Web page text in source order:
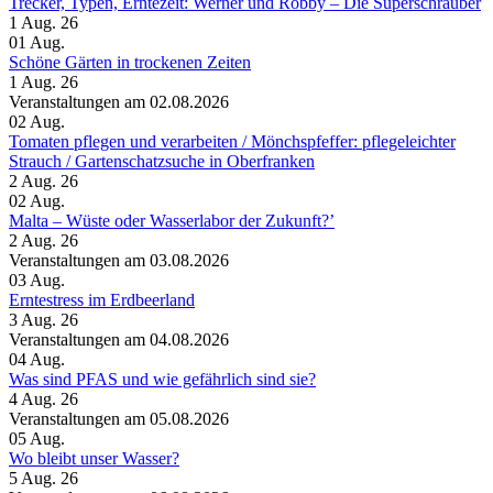
1 Aug. 26
01 Aug.
Schöne Gärten in trockenen Zeiten
1 Aug. 26
Veranstaltungen am 02.08.2026
02 Aug.
Tomaten pflegen und verarbeiten /​ Mönchspfeffer: pflegeleichter
Strauch /​ Gartenschatzsuche in Oberfranken
2 Aug. 26
02 Aug.
Malta – Wüste oder Wasserlabor der Zukunft?’
2 Aug. 26
Veranstaltungen am 03.08.2026
03 Aug.
Erntestress im Erdbeerland
3 Aug. 26
Veranstaltungen am 04.08.2026
04 Aug.
Was sind PFAS und wie gefährlich sind sie?
4 Aug. 26
Veranstaltungen am 05.08.2026
05 Aug.
Wo bleibt unser Wasser?
5 Aug. 26